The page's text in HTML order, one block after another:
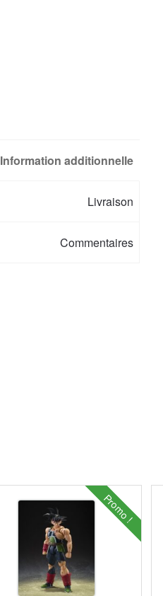
Information additionnelle
Livraison
Commentaires
Promo !